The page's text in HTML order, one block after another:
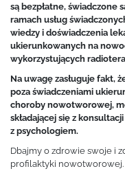
są bezpłatne, świadczone
ramach usług
wiedzy i doświadczenia
ukierunkowanych na
wykorzystujących
Na uwagę zasługuje fakt,
poza świadczeniami
choroby nowotworowej,
składającej się z
z psychologiem.
Dbajmy o zdrowie swoje i
profilaktyki nowotworowej.